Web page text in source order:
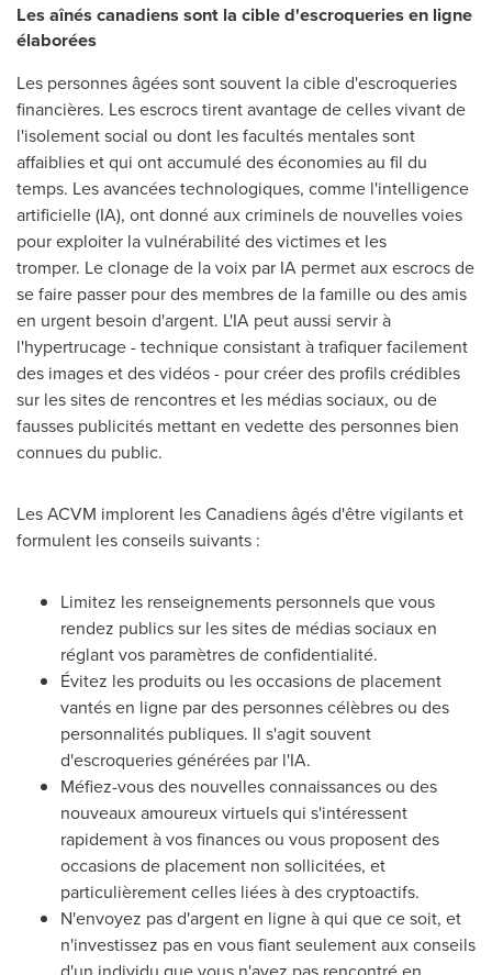
Les aînés canadiens sont la cible d'escroqueriesen ligne
élaborées
Les personnes âgées sont souvent la cible d'escroqueries
financières. Les escrocs tirent avantage de celles vivant de
l'isolement social ou dont les facultés mentales sont
affaiblies et qui ont accumulé des économies au fil du
temps. Les avancées technologiques, comme l'intelligence
artificielle (IA), ont donné aux criminels de nouvelles voies
pour exploiter la vulnérabilité des victimes et les
tromper. Le clonage de la voix par IA permet aux escrocs de
se faire passer pour des membres de la famille ou des amis
en urgent besoin d'argent. L'IA peut aussi servir à
l'hypertrucage - technique consistant à trafiquer facilement
des images et des vidéos - pour créer des profils crédibles
sur les sites de rencontres et les médias sociaux, ou de
fausses publicités mettant en vedette des personnes bien
connues du public.
Les ACVM implorent les Canadiens âgés d'être vigilants et
formulent les conseils suivants :
Limitez les renseignements personnels que vous
rendez publics sur les sites de médias sociaux en
réglant vos paramètres de confidentialité.
Évitez les produits ou les occasions de placement
vantés en ligne par des personnes célèbres ou des
personnalités publiques. Il s'agit souvent
d'escroqueries générées par l'IA.
Méfiez-vous des nouvelles connaissances ou des
nouveaux amoureux virtuels qui s'intéressent
rapidement à vos finances ou vous proposent des
occasions de placement non sollicitées, et
particulièrement celles liées à des cryptoactifs.
N'envoyez pas d'argent en ligne à qui que ce soit, et
n'investissez pas en vous fiant seulement aux conseils